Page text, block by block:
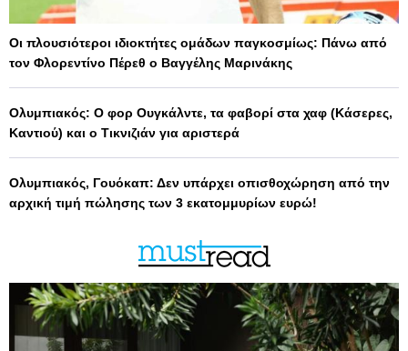
Οι πλουσιότεροι ιδιοκτήτες ομάδων παγκοσμίως: Πάνω από
τον Φλορεντίνο Πέρεθ ο Βαγγέλης Μαρινάκης
Ολυμπιακός: Ο φορ Ουγκάλντε, τα φαβορί στα χαφ (Κάσερες,
Καντιού) και ο Τικνιζιάν για αριστερά
Ολυμπιακός, Γουόκαπ: Δεν υπάρχει οπισθοχώρηση από την
αρχική τιμή πώλησης των 3 εκατομμυρίων ευρώ!